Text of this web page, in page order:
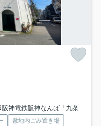
阪神電鉄阪神なんば「九条」駅 徒歩9分
敷地内ごみ置き場